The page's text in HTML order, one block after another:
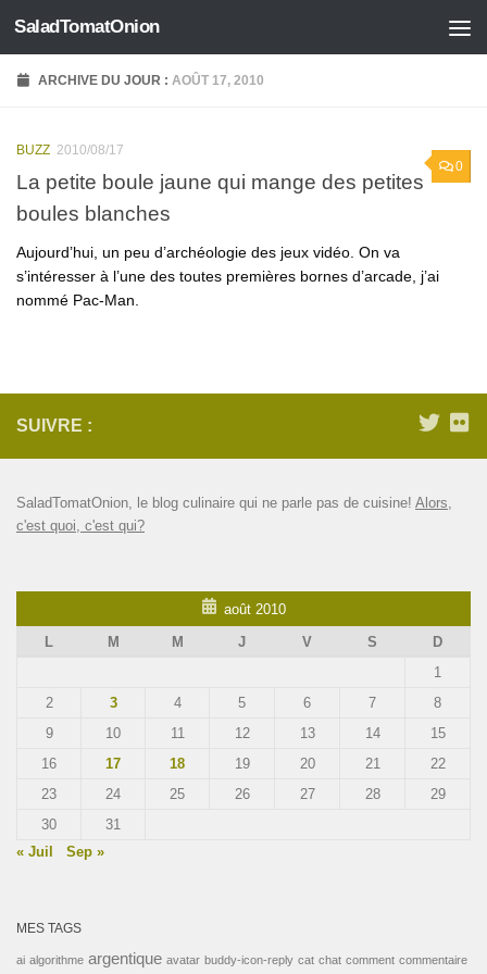
Skip to content
SaladTomatOnion
ARCHIVE DU JOUR :AOÛT 17, 2010
0
BUZZ 2010/08/17
La petite boule jaune qui mange des petites
boules blanches
Aujourd’hui, un peu d’archéologie des jeux vidéo. On va
s’intéresser à l’une des toutes premières bornes d’arcade, j’ai
nommé Pac-Man.
SUIVRE :
SaladTomatOnion, le blog culinaire qui ne parle pas de cuisine! Alors,
c'est quoi, c'est qui?
août 2010
L
M M J V S
D
1
2
3 4 5 6 7
8
9
10 11 12 13 14
15
16
17 18 19 20 21
22
23
24 25 26 27 28
29
30
31
« Juil
Sep »
MES TAGS
ai algorithme argentique avatar buddy-icon-reply cat chat comment commentaire